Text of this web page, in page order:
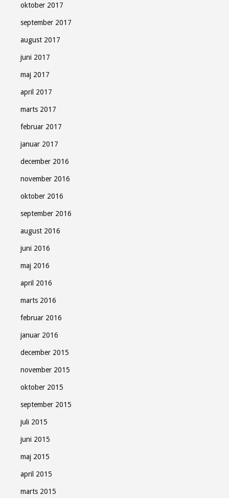
oktober 2017
september 2017
august 2017
juni 2017
maj 2017
april 2017
marts 2017
februar 2017
januar 2017
december 2016
november 2016
oktober 2016
september 2016
august 2016
juni 2016
maj 2016
april 2016
marts 2016
februar 2016
januar 2016
december 2015
november 2015
oktober 2015
september 2015
juli 2015
juni 2015
maj 2015
april 2015
marts 2015